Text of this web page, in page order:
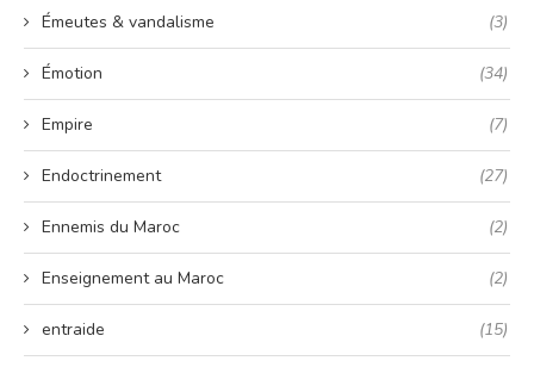
Émeutes & vandalisme (3)
Émotion (34)
Empire (7)
Endoctrinement (27)
Ennemis du Maroc (2)
Enseignement au Maroc (2)
entraide (15)